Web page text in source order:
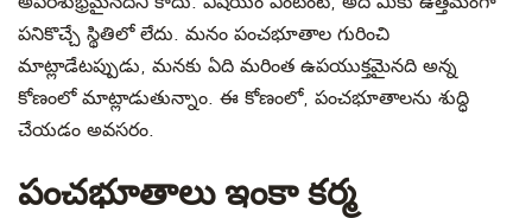
పనికొచ్చే స్థితిలో లేదు. మనం పంచభూతాల గురించి
మాట్లాడేటప్పుడు, మనకు ఏది మరింత ఉపయుక్తమైనది అన్న
కోణంలో మాట్లాడుతున్నాం. ఈ కోణంలో, పంచభూతాలను శుద్ధి
చేయడం అవసరం.
పంచభూతాలు ఇంకా కర్మ